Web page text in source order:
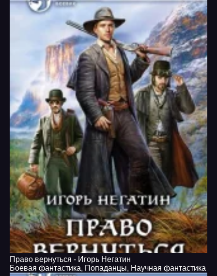
Право вернуться - Игорь Негатин
Боевая фантастика, Попаданцы, Научная фантастика